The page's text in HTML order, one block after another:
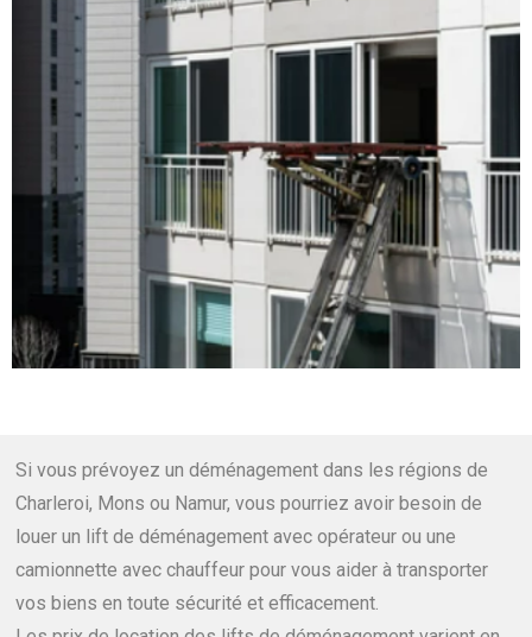
Si vous prévoyez un déménagement dans les régions de
Charleroi, Mons ou Namur, vous pourriez avoir besoin de
louer un lift de déménagement avec opérateur ou une
camionnette avec chauffeur pour vous aider à transporter
vos biens en toute sécurité et efficacement.